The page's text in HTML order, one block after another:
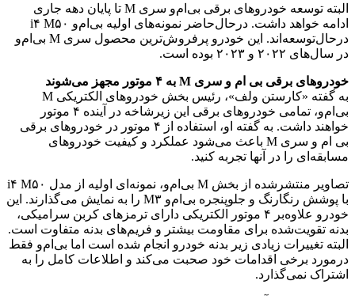
البته توسعه خودروهای برقی بی‌ام‌و سری M تا پایان دهه جاری
ادامه خواهد داشت. درحال‌حاضر نمونه‌های اولیه بی‌ام‌و i۴ M۵۰
درحال‌توسعه‌اند. این خودرو پرفروش‌ترین محصول سری M بی‌ام‌و
در سال‌های ۲۰۲۲ و ۲۰۲۳ بوده است.
خودروهای برقی بی ام و سری M به ۴ موتور مجهز می‌شوند
به گفته «کارستن ولف»، رئیس بخش خودروهای الکتریکی M
بی‌ام‌و، تمامی خودروهای برقی این زیرشاخه در آینده ۴ موتور
خواهند داشت. به گفته او، استفاده از ۴ موتور در خودروهای برقی
بی ام و سری M باعث می‌شود عملکرد و کیفیت خودروهای
مسابقه‌ای را در آنها تجربه کنید.
تصاویر منتشرشده از بخش M بی‌ام‌و، نمونه‌ای اولیه از مدل i۴ M۵۰
با پوشش رنگارنگ و جلوپنجره بی‌ام‌و M۳ را به نمایش می‌گذارند. این
خودرو علاوه‌بر ۴ موتور الکتریکی دارای ترمزهای کربن سرامیکی،
بدنه تقویت‌شده برای مقاومت بیشتر و فریم‌های بدنه متفاوت است.
البته تغییرات زیادی زیر بدنه خودرو انجام شده است اما بی‌ام‌و فقط
درمورد برخی اقدامات خود صحبت می‌کند و اطلاعات کامل را به
اشتراک نمی‌گذارد.